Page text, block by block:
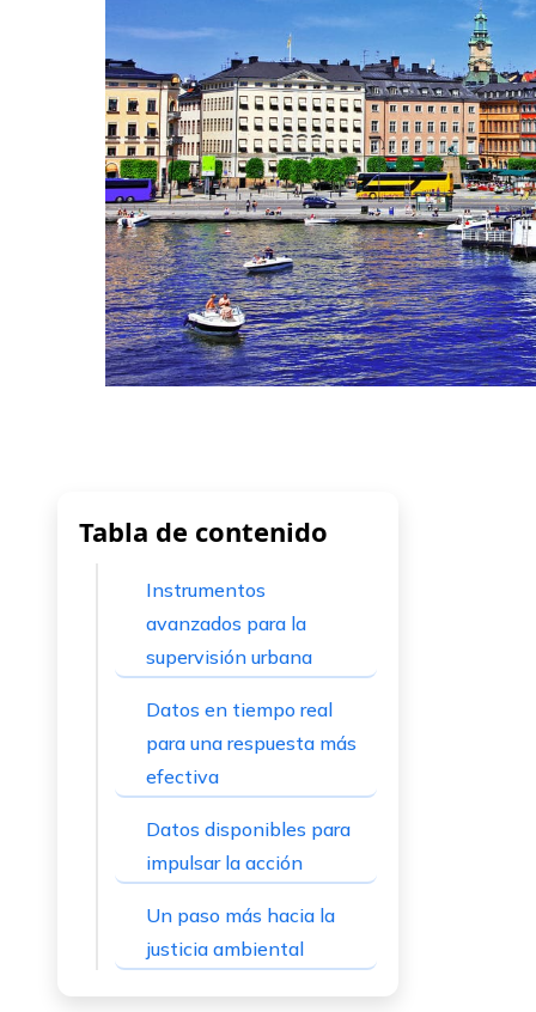
Tabla de contenido
Instrumentos
avanzados para la
supervisión urbana
Datos en tiempo real
para una respuesta más
efectiva
Datos disponibles para
impulsar la acción
Un paso más hacia la
justicia ambiental